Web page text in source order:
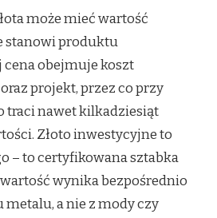
może mieć wartość
stanowi produktu
cena obejmuje koszt
projekt, przez co przy
traci nawet kilkadziesiąt
Złoto inwestycyjne to
– to certyfikowana sztabka
wynika bezpośrednio
a nie z mody czy